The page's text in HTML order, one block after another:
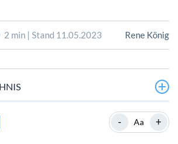
2 min | Stand 11.05.2023 Rene König
- Aa +